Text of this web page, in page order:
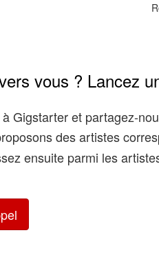
vous ? Lancez
Gigstarter et partagez-
des artistes
ensuite parmi les